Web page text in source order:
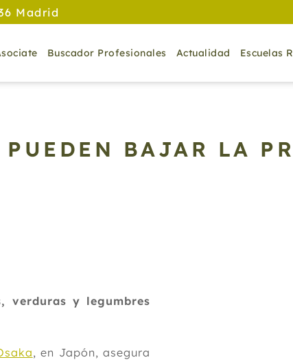
Madrid
Buscador Profesionales Actualidad Escuelas
BAJAR LA
verduras y legumbres
, en Japón, asegura